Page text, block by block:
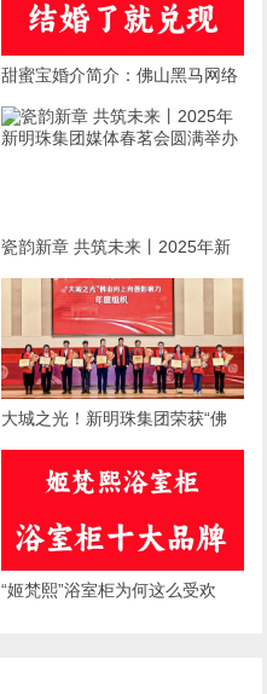
甜蜜宝婚介简介：佛山黑马网络
有限公司旗下婚恋服务品牌
瓷韵新章 共筑未来丨2025年新
明珠集团媒体春茗会圆满举办
大城之光！新明珠集团荣获“佛
“姬梵熙”浴室柜为何这么受欢